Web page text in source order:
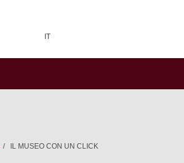
IT
IL MUSEO CON UN CLICK